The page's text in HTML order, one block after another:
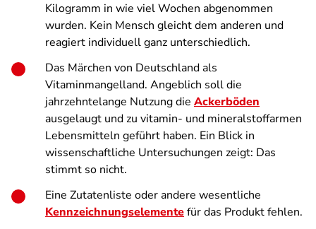
Kilogramm in wie viel Wochen abgenommen
wurden. Kein Mensch gleicht dem anderen und
reagiert individuell ganz unterschiedlich.
Das Märchen von Deutschland als
Vitaminmangelland. Angeblich soll die
jahrzehntelange Nutzung die Ackerböden
ausgelaugt und zu vitamin- und mineralstoffarmen
Lebensmitteln geführt haben. Ein Blick in
wissenschaftliche Untersuchungen zeigt: Das
stimmt so nicht.
Eine Zutatenliste oder andere wesentliche
Kennzeichnungselementefür das Produkt fehlen.